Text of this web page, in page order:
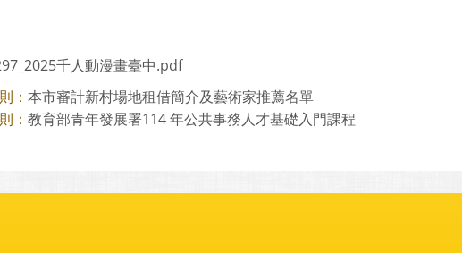
千人動漫畫臺中.pdf
： 本市審計新村場地租借簡介及藝術家推薦名單
： 教育部青年發展署114 年公共事務人才基礎入門課程